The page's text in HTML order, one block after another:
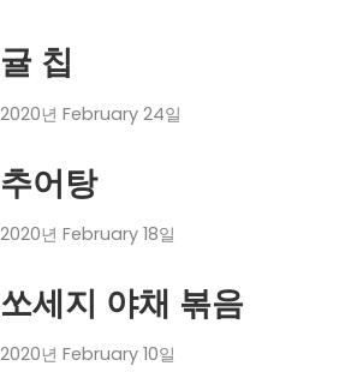
귤 칩
2020년 February 24일
추어탕
2020년 February 18일
쏘세지 야채 볶음
2020년 February 10일